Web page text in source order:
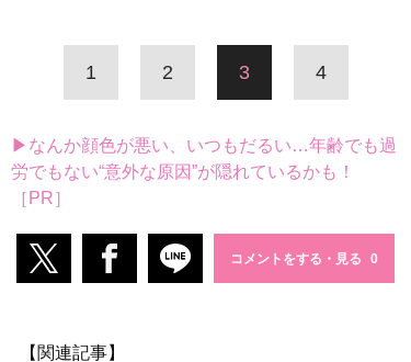
1 2 3 4
▶なんか顔色が悪い、いつもだるい…年齢でも過
労でもない“意外な原因”が隠れているかも！
［PR］
コメントをする・見る
【関連記事】